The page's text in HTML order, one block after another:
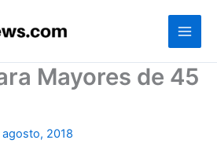
Mayores de 45
agosto, 2018